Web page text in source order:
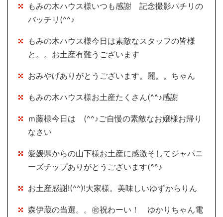
もみの木ハウス様いつも感謝 記念撮影パチリの
バッチリ(^^♪
もみの木ハウス様今日は素敵なスタッフの皆様
と。。お土産有難うございます
おみやげありがとうございます。麗。。ちゃん
もみの木ハウス様お土産たくさん(^^♪感謝
ｍ藤様今日は (^^♪ご自慢の素敵なお嬢様お帰り
なさい
愛媛県からの山下様お土産に感激そしてジャパニ
ーズチップありがとうございます(^^♪
お土産感謝!(^^)!大家様。美味しいゆずからりん
森伊蔵の当選。。㊗祝わーい！ ゆかりちゃん電